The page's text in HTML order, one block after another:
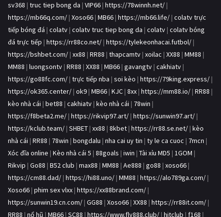
sv368 | truc tiep bong da | VIP66 | https://78winnh.net/ |
https://mb66q.com/ | Xoso66 | MB66 | https://mb66.life/ | colatv trực
tiếp bóng đá | colatv | colatv truc tiep bong da | colatv | colatv bóng
đá trực tiếp | https://rr88co.net/ | https://tylekeonhacai.futbol/ |
https://bshbet.com/ | xx88 | RR88 | thapcamtv | xoilac | XX88 | MM88 |
MM88 | luongsontv | RR88 | XX88 | MB66 | gavangtv | cakhiatv |
https://go88fc.com/ | trực tiếp nba | soi kèo | https://79king.express/ |
https://ok365.center/ | ok9 | MB66 | KJC | 8xx | https://mm88.io/ | RR88 |
kèo nhà cái | bet88 | cakhiatv | kèo nhà cái | 78win |
https://f8beta2.me/ | https://rikvip97.art/ | https://sunwin97.art/ |
https://kclub.team/ | SHBET | xx88 | 8kbet | https://rr88.se.net/ | kèo
nhà cái | RR88 | 78win | bongdalu | nha cai uy tin | ty le ca cuoc | 7mcn |
Xóc đĩa online | Kèo nhà cái 5 | 88goals | iwin | Tài xỉu MD5 | 1GOM |
Rikvip | Go88 | B52 club | max88 | MM88 | Ae888 | go88 | xoso66 |
https://cm88.dad/ | https://hi88.uno/ | MM88 | https://alo789ga.com/ |
Xoso66 | phim sex vlxx | https://xx88brand.com/ |
https://sunwin19.cn.com/ | GG88 | Xoso66 | XX88 | https://rr88it.com/ |
RR88 | nổ hũ | MB66 | SC88 | https://www.fly888.club/ | hitclub | f168 |